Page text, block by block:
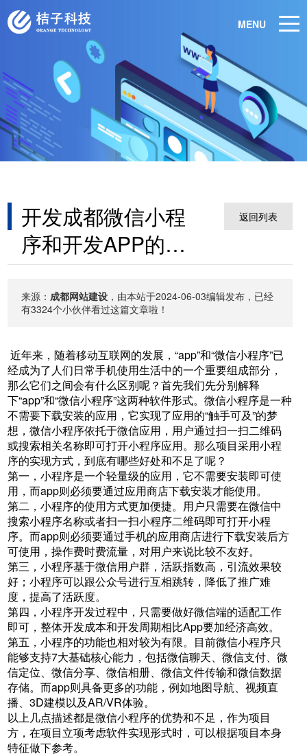
MENU
开发成都微信小程
序和开发APP的区
别主要有哪些？
返回列表
来源：成都网站建设 ，由本站于2024-06-03编辑发布，已经
有3324个小伙伴看过这篇文章啦！
近年来，随着移动互联网的发展，“app”和“微信小程序”已
经成为了人们日常手机使用生活中的一个重要组成部分，
那么它们之间会有什么区别呢？首先我们先分别解释
下“app”和“微信小程序”这两种软件形式。微信小程序是一种
不需要下载安装的应用，它实现了应用的“触手可及”的梦
想，微信小程序依托于微信应用，用户通过扫一扫二维码
或搜索相关名称即可打开小程序应用。那么项目采用小程
序的实现方式，到底有哪些好处和不足了呢？
第一，小程序是一个轻量级的应用，它不需要安装即可使
用，而app则必须要通过应用商店下载安装才能使用。
第二，小程序的使用方式更加便捷。用户只需要在微信中
搜索小程序名称或者扫一扫小程序二维码即可打开小程
序。而app则必须要通过手机的应用商店进行下载安装后方
可使用，操作费时费流量，对用户来说比较不友好。
第三，小程序基于微信用户群，活跃指数高，引流效果较
好；小程序可以跟公众号进行互相跳转，降低了推广难
度，提高了活跃度。
第四，小程序开发过程中，只需要做好微信端的适配工作
即可，整体开发成本和开发周期相比App要加经济高效。
第五，小程序的功能也相对较为有限。目前微信小程序只
能够支持7大基础核心能力，包括微信聊天、微信支付、微
信定位、微信分享、微信相册、微信文件传输和微信数据
存储。而app则具备更多的功能，例如地图导航、视频直
播、3D建模以及AR/VR体验。
以上几点描述都是微信小程序的优势和不足，作为项目
方，在项目立项考虑软件实现形式时，可以根据项目本身
特征做下参考。